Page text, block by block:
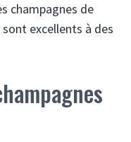
champagnes de
excellents à des